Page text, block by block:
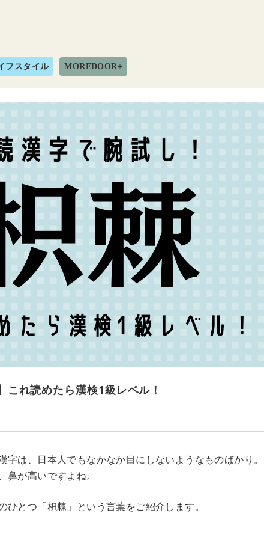
フスタイル MOREDOOR+
れ読めたら漢検1級レベル！
字は、日本人でもなかなか目にしないようなものばかり。
が高いですよね。
とつ「枳棘」という言葉をご紹介します。